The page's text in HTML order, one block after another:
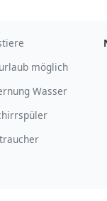
möglich
Wasser